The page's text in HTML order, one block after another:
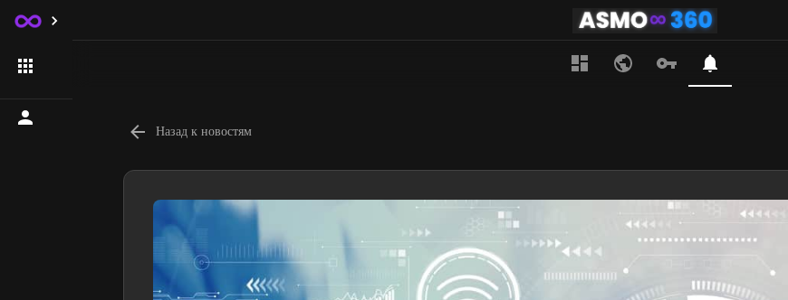
Назад к новостям